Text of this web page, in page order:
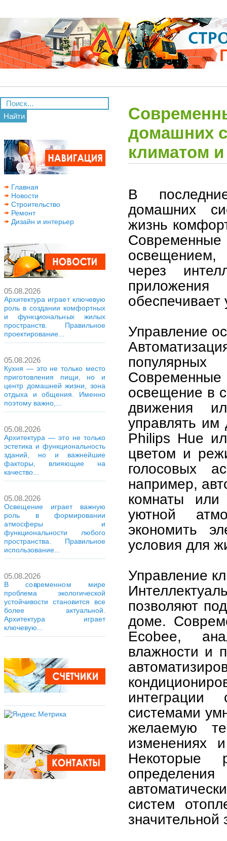
Найти
Главная
Новости
Строительство
Ремонт
Дизайн и интерьер
05.08.2026
Архитектура играет ключевую
роль в создании комфортных
и функциональных жилых
пространств. Правильное
проектирование...
05.08.2026
Кухня — это не только место
приготовления пищи, но и
центр домашней жизни, зона
отдыха и общения. Именно
поэтому важно,...
05.08.2026
Архитектура — это не только
эстетика и функциональность
зданий, но и важнейшие
факторы, влияющие на
качество...
05.08.2026
Освещение играет важную
роль в формировании
атмосферы и
функциональности любого
пространства. Правильное
использование...
05.08.2026
В современном мире
проблема экологической
устойчивости становится все
более актуальной.
Архитектура играет
ключевую...
домашних
климатом
В
домашних
жизнь
освещением,
через
обеспечивает
Управление
освещение в
движения
управлять им
Philips Hue
цветом и
голосовых
например,
комнаты или
уютной
экономить
условия для
Управление
позволяют
доме.
Ecobee,
влажности и
системами
желаемую
изменениях
Некоторые
систем
значительной